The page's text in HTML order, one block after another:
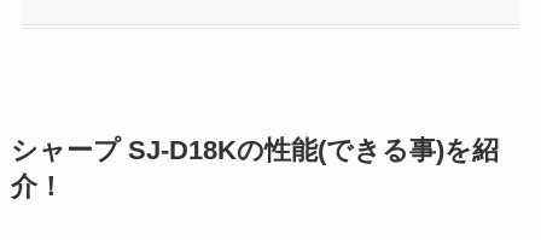
シャープ SJ-D18Kの性能(できる事)を紹
介！